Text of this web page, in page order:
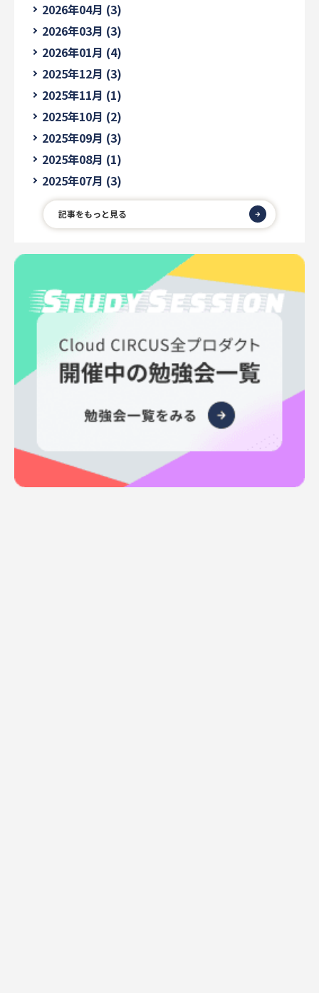
2026年04月 (3)
2026年03月 (3)
2026年01月 (4)
2025年12月 (3)
2025年11月 (1)
2025年10月 (2)
2025年09月 (3)
2025年08月 (1)
2025年07月 (3)
記事をもっと見る